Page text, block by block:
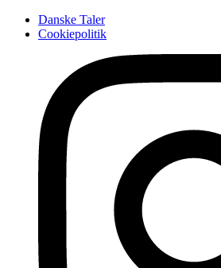
Danske Taler
Cookiepolitik